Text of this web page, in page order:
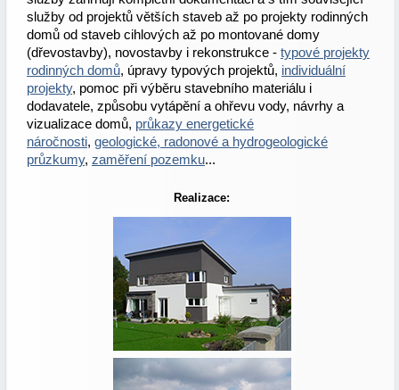
služby od projektů větších staveb až po projekty rodinných
domů od staveb cihlových až po montované domy
(dřevostavby), novostavby i rekonstrukce - typové projekty
rodinných domů, úpravy typových projektů, individuální
projekty, pomoc při výběru stavebního materiálu i
dodavatele, způsobu vytápění a ohřevu vody, návrhy a
vizualizace domů, průkazy energetické
náročnosti, geologické, radonové a hydrogeologické
průzkumy, zaměření pozemku...
Realizace: